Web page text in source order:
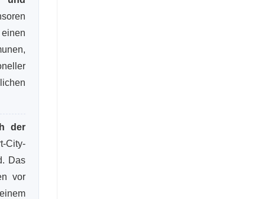
der
City-
Das
vor